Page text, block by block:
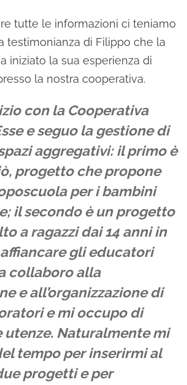
tutte le informazioni ci teniamo
testimonianza di Filippo che la
iniziato la sua esperienza di
la nostra cooperativa.
con la Cooperativa
e seguo la gestione di
aggregativi: il primo è
progetto che propone
per i bambini
il secondo è un progetto
a ragazzi dai 14 anni in
gli educatori
collaboro alla
e all’organizzazione di
e mi occupo di
utenze. Naturalmente mi
tempo per inserirmi al
progetti e per